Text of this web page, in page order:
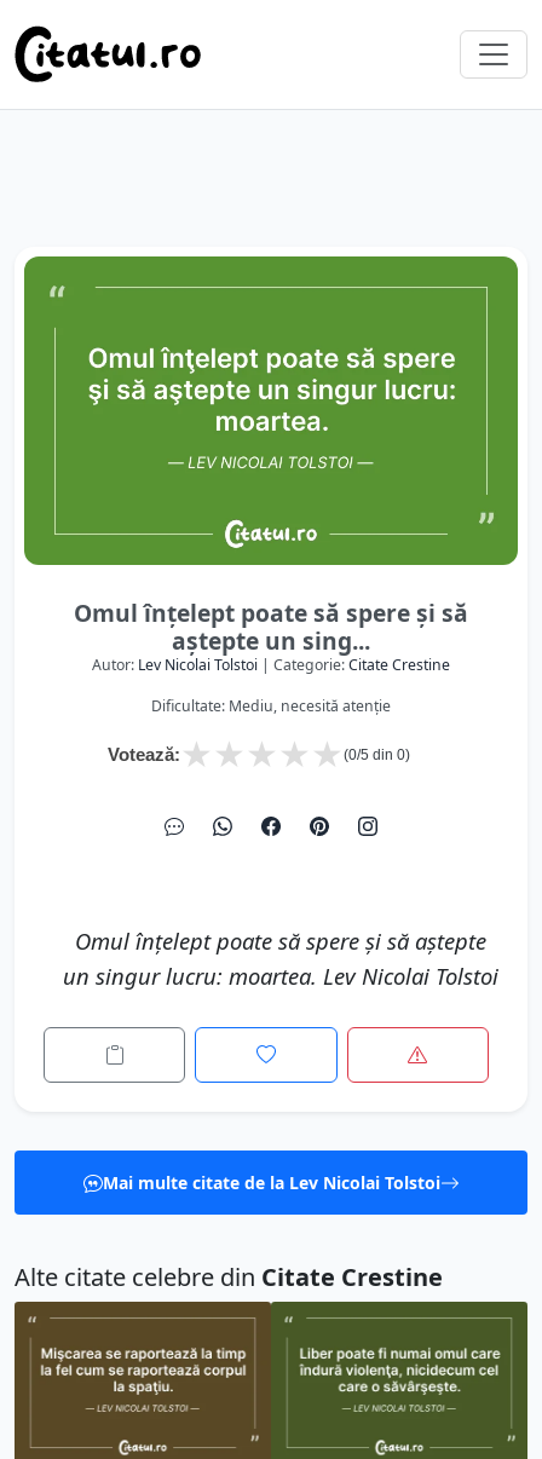
Omul înţelept poate să spere şi să
aştepte un sing...
Autor: Lev Nicolai Tolstoi | Categorie:Citate Crestine
Dificultate: Mediu, necesită atenție
Votează: ★
★
★
★
★ (0/5 din 0)
Omul înţelept poate să spere şi să aştepte
un singur lucru: moartea. Lev Nicolai Tolstoi
Mai multe citate de la Lev Nicolai Tolstoi
Alte citate celebre din Citate Crestine